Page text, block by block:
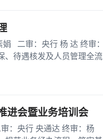
二审：央行 杨 达 终审
待遇核发及人员管理全流
进会暨业务培训会
央行 央通达 终审：杨